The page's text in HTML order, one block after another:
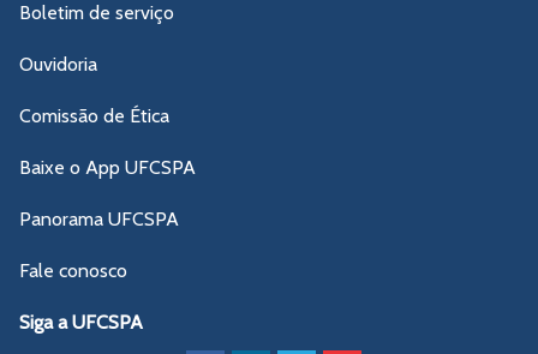
Boletim de serviço
Ouvidoria
Comissão de Ética
Baixe o App UFCSPA
Panorama UFCSPA
Fale conosco
Siga a UFCSPA